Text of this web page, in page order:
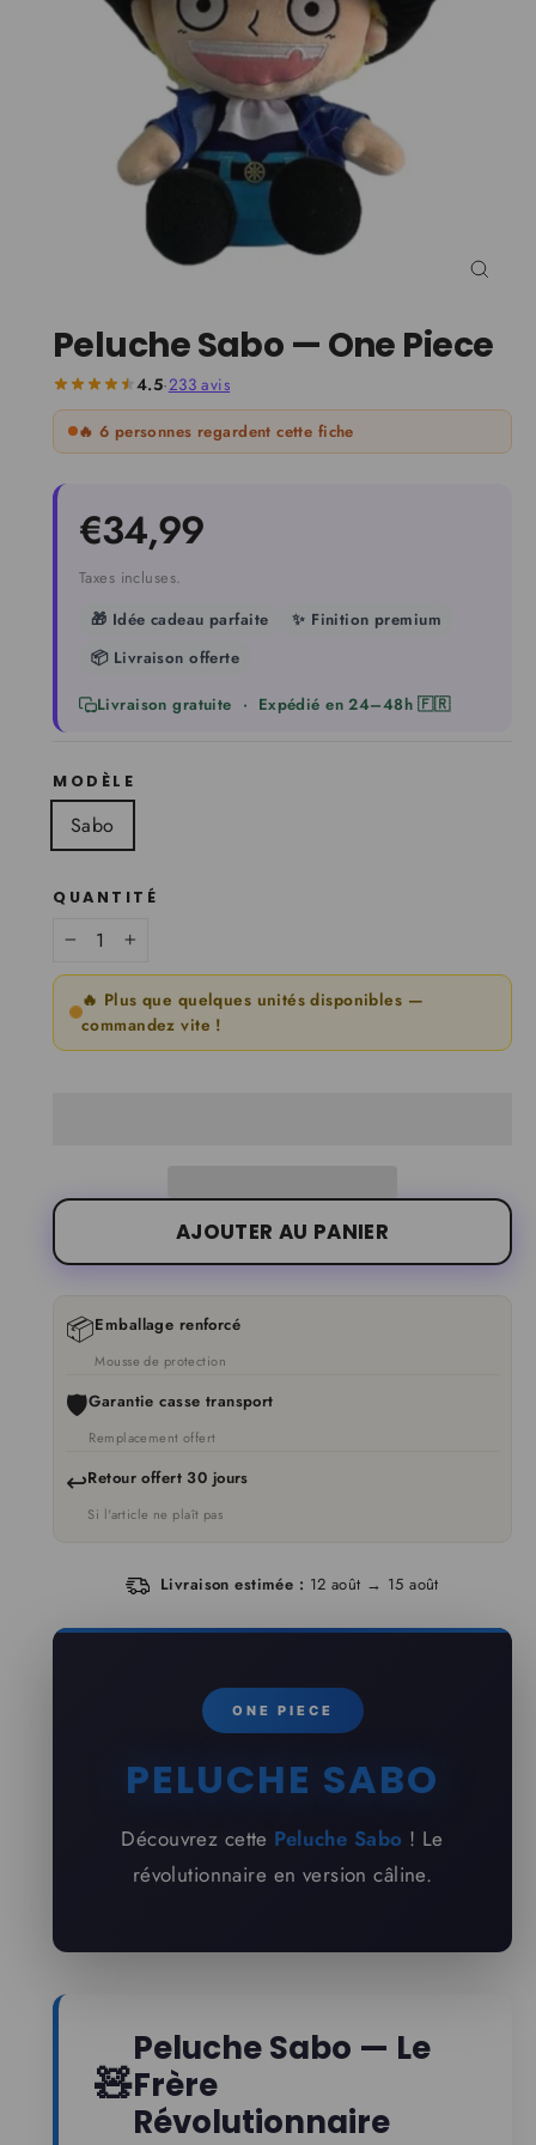
Peluche Sabo — One Piece
4.5·233 avis
🔥 6 personnes regardent cette fiche
Prix
régulier
€34,99
Taxes incluses.
🎁 Idée cadeau parfaite
✨ Finition premium
📦 Livraison offerte
Livraison gratuite · Expédié en 24–48h 🇫🇷
MODÈLE
Sabo
QUANTITÉ
🔥 Plus que quelques unités disponibles —
commandez vite !
AJOUTER AU PANIER
📦Emballage renforcé
Mousse de protection
🛡️Garantie casse transport
Remplacement offert
↩️Retour offert 30 jours
Si l'article ne plaît pas
Livraison estimée : 12 août → 15 août
ONE PIECE
PELUCHE SABO
Découvrez cette Peluche Sabo ! Le
révolutionnaire en version câline.
🧸
Peluche Sabo — Le
Frère
Révolutionnaire